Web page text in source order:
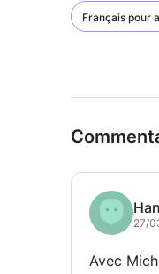
Français pour
27/
Avec